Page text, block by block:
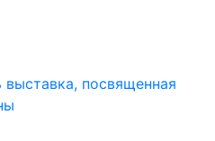
выставка, посвященная